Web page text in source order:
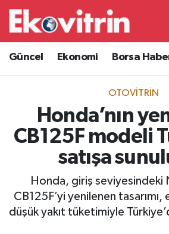
Güncel Ekonomi Borsa
OTOVITRIN
Honda’nın
CB125F modeli
satışa
Honda, giriş seviyesindeki
CB125F’yi yenilenen
düşük yakıt tüketimiyle
Güncel
Ekonomi
Borsa Haberleri
İş Dünyası
Lojistik
Otovitrin
Hava Durumu
Trafik Durumu
Süper Lig Puan Durumu ve
Tüm Manşetler
Son Dakika Haberleri
Haber Arşivi